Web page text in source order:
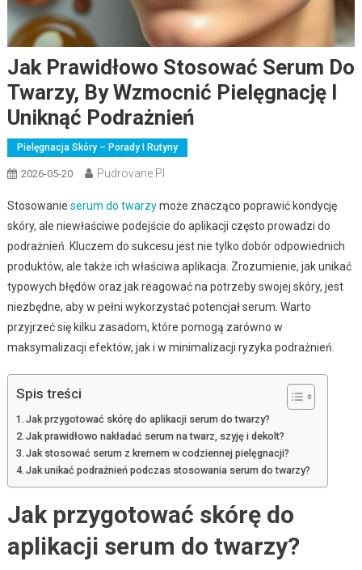
Jak Prawidłowo Stosować Serum Do
Twarzy, By Wzmocnić Pielęgnację I
Uniknąć Podrażnień
Pielęgnacja Skóry – Porady I Rutyny
2026-05-20 Pudrovane.pl
Stosowanie serum do twarzymoże znacząco poprawić kondycję
skóry, ale niewłaściwe podejście do aplikacji często prowadzi do
podrażnień. Kluczem do sukcesu jest nie tylko dobór odpowiednich
produktów, ale także ich właściwa aplikacja. Zrozumienie, jak unikać
typowych błędów oraz jak reagować na potrzeby swojej skóry, jest
niezbędne, aby w pełni wykorzystać potencjał serum. Warto
przyjrzeć się kilku zasadom, które pomogą zarówno w
maksymalizacji efektów, jak i w minimalizacji ryzyka podrażnień.
Spis treści
Jak przygotować skórę do aplikacji serum do twarzy?
Jak prawidłowo nakładać serum na twarz, szyję i dekolt?
Jak stosować serum z kremem w codziennej pielęgnacji?
Jak unikać podrażnień podczas stosowania serum do twarzy?
Jak przygotować skórę do
aplikacji serum do twarzy?